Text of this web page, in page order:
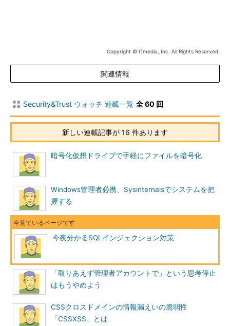
これが実行されるとORの後は常に真なので、パスワードが異
う。
ここで取り上げた認証の回避以外にも、SELECTやDELETEと
いったSQLを用いた不正なデータベース操作が実行できてしまう
リーを利用して存在するテーブルが検索できる場合もある。
【関連リンク】隠されていたSQLインジェ
クション
http://www.atmarkit.co.jp/fsecurity/rensai/
この問題の対策としては、入力値には半角英数字のみを許可す
るよう制限する方法や、以下の例のようにSQLで使える特殊文字
をエスケープして対処するという方法が一般的になっている。
' → ''
Copyright © ITmedia, Inc. All Rights Reserved.
関連情報
Security&Trust ウォッチ 連載一覧 全 60 回
新しい連載記事が 16 件あります
暗号化仮想ドライブで手軽にファイルを暗号化
Windows管理者必携、Sysinternalsでシステムを把
握する
今夜分かるSQLインジェクション対策
「取りあえず管理者アカウントで」という思考停止
はもうやめよう
CSSクロスドメインの情報漏えいの脆弱性
「CSSXSS」とは